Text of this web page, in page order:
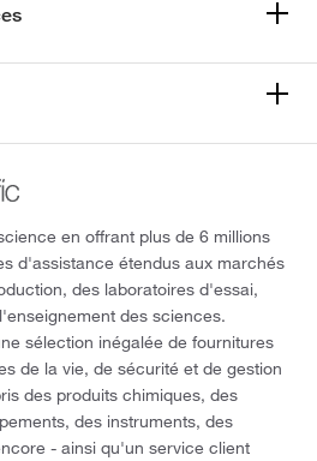
en offrant plus de 6 millions
d'assistance étendus aux marchés
des laboratoires d'essai,
des sciences.
sélection inégalée de fournitures
de la vie, de sécurité et de gestion
des produits chimiques, des
des instruments, des
- ainsi qu'un service client